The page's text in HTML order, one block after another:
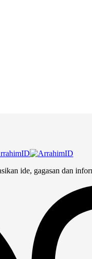
ide, gagasan dan